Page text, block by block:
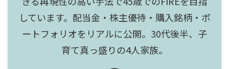
しています。配当金・株主優待・購入銘柄・ポ
ートフォリオをリアルに公開。30代後半、子
育て真っ盛りの4人家族。